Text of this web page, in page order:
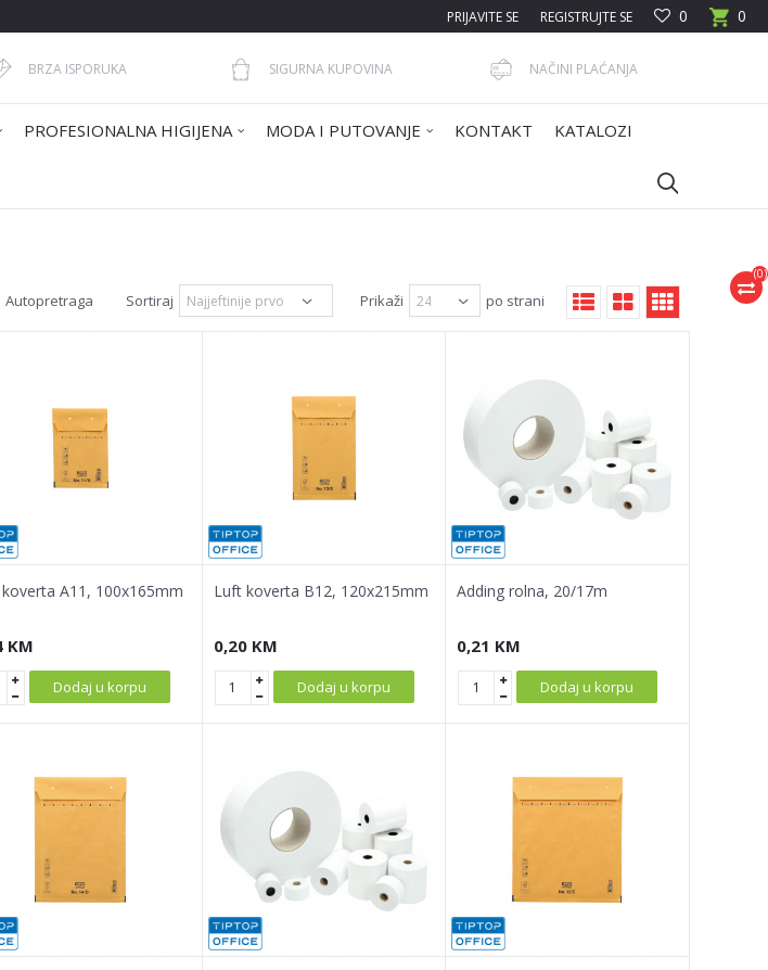
0
0
PRIJAVITE SE REGISTRUJTE SE
BRZA ISPORUKA SIGURNA KUPOVINA NAČINI PLAĆANJA
PROFESIONALNA HIGIJENA MODA I PUTOVANJE KONTAKT KATALOZI
(0)
Autopretraga Sortiraj Prikaži po strani
A11, 100x165mm
KM
Dodaj u korpu
Luft koverta B12, 120x215mm
0,20 KM
Dodaj u korpu
Adding rolna, 20/17m
0,21 KM
Dodaj u korpu